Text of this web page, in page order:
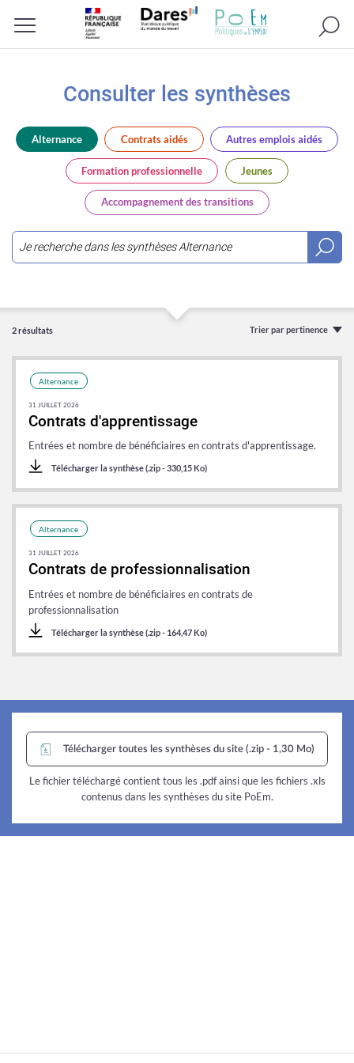
Consulter les synthèses
Alternance Contrats aidés Autres emplois aidés
Formation professionnelle Jeunes
Accompagnement des transitions
plus...
2 résultats Trier par pertinence
Contrats d'apprentissage
Entrées et nombre de bénéficiaires en contrats d'apprentissage.
Alternance
31 JUILLET 2026
Télécharger la synthèse (.zip - 330,15 Ko)
Contrats de professionnalisation
Entrées et nombre de bénéficiaires en contrats de
professionnalisation
Alternance
31 JUILLET 2026
Télécharger la synthèse (.zip - 164,47 Ko)
Télécharger toutes les synthèses du site (.zip - 1,30 Mo)
Le fichier téléchargé contient tous les .pdf ainsi que les fichiers .xls
contenus dans les synthèses du site PoEm.